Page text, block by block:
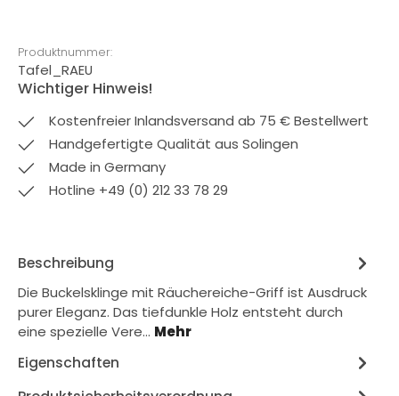
Produktnummer:
Tafel_RAEU
Wichtiger Hinweis!
Kostenfreier Inlandsversand ab 75 € Bestellwert
Handgefertigte Qualität aus Solingen
Made in Germany
Hotline +49 (0) 212 33 78 29
Beschreibung
Die Buckelsklinge mit Räuchereiche-Griff ist Ausdruck
purer Eleganz. Das tiefdunkle Holz entsteht durch
eine spezielle Vere… Mehr
Eigenschaften